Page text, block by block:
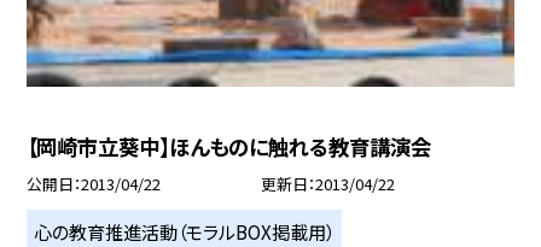
【岡崎市立葵中】ほんものに触れる教育講演会
公開日 2013/04/22 更新日 2013/04/22
心の教育推進活動（モラルBOX掲載用）